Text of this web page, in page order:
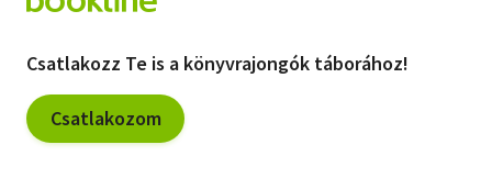
Csatlakozz Te is a könyvrajongók táborához!
Csatlakozom